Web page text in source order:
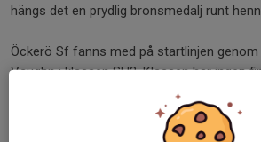
hängs det en prydlig bronsmedalj runt
Öckerö Sf fanns med på startlinjen genom
Vaughn i klassen SH2. Klassen har ingen
sitt skytte och slutar som 2:a, endast
Philip Jönsson, Mariestad.